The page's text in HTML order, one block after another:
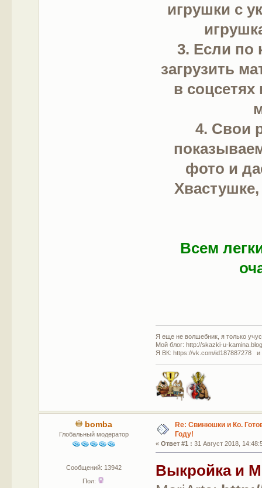
игрушки с
3. Если по
загрузить
в
4. Свои
фото и
Всем
Я еще не волшебник, я только
Мой блог: http://skazki-u-
Я ВК: https://vk.com/id187887278 и
bomba
Глобальный модератор
Сообщений: 13942
Пол:
Re: Свинюшки и Ко.
Году!
«Ответ #1 : 31 Август 2018,
Выкройка и